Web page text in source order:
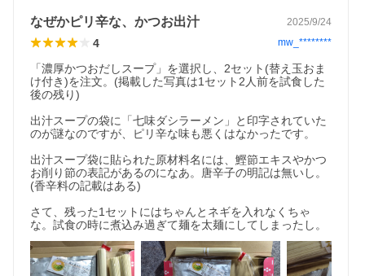
なぜかピリ辛な、かつお出汁 2025/9/24
4 mw_********
「濃厚かつおだしスープ」を選択し、2セット(替え玉おま
け付き)を注文。(掲載した写真は1セット2人前を試食した
後の残り)
出汁スープの袋に「七味ダシラーメン」と印字されていた
のが謎なのですが、ピリ辛な味も悪くはなかったです。
出汁スープ袋に貼られた原材料名には、鰹節エキスやかつ
お削り節の表記があるのになあ。唐辛子の明記は無いし。
(香辛料の記載はある)
さて、残った1セットにはちゃんとネギを入れなくちゃ
な。試食の時に煮込み過ぎて麺を太麺にしてしまったし。